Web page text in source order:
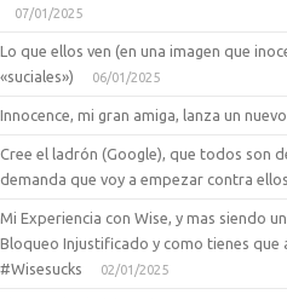
07/01/2025
Lo que ellos ven (en una imagen que
«suciales»)
06/01/2025
Innocence, mi gran amiga, lanza un
Cree el ladrón (Google), que todos son
demanda que voy a empezar contra
Mi Experiencia con Wise, y mas siendo
Bloqueo Injustificado y como tienes que
#Wisesucks
02/01/2025